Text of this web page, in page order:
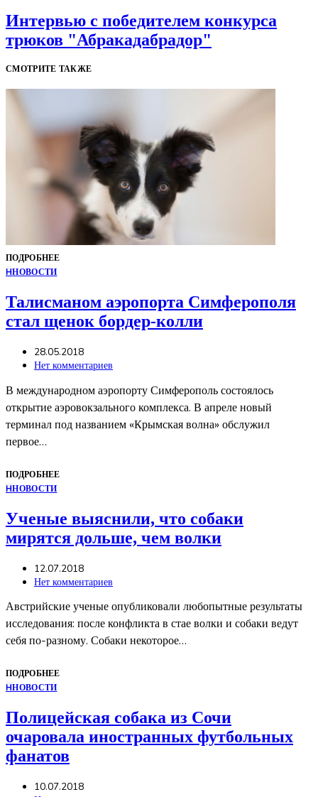
Интервью с победителем конкурса
трюков "Абракадабрадор"
СМОТРИТЕ ТАКЖЕ
ПОДРОБНЕЕ
ННОВОСТИ
Талисманом аэропорта Симферополя
стал щенок бордер-колли
28.05.2018
Нет комментариев
В международном аэропорту Симферополь состоялось
открытие аэровокзального комплекса. В апреле новый
терминал под названием «Крымская волна» обслужил
первое…
ПОДРОБНЕЕ
ННОВОСТИ
Ученые выяснили, что собаки
мирятся дольше, чем волки
12.07.2018
Нет комментариев
Австрийские ученые опубликовали любопытные результаты
исследования: после конфликта в стае волки и собаки ведут
себя по-разному. Собаки некоторое…
ПОДРОБНЕЕ
ННОВОСТИ
Полицейская собака из Сочи
очаровала иностранных футбольных
фанатов
10.07.2018